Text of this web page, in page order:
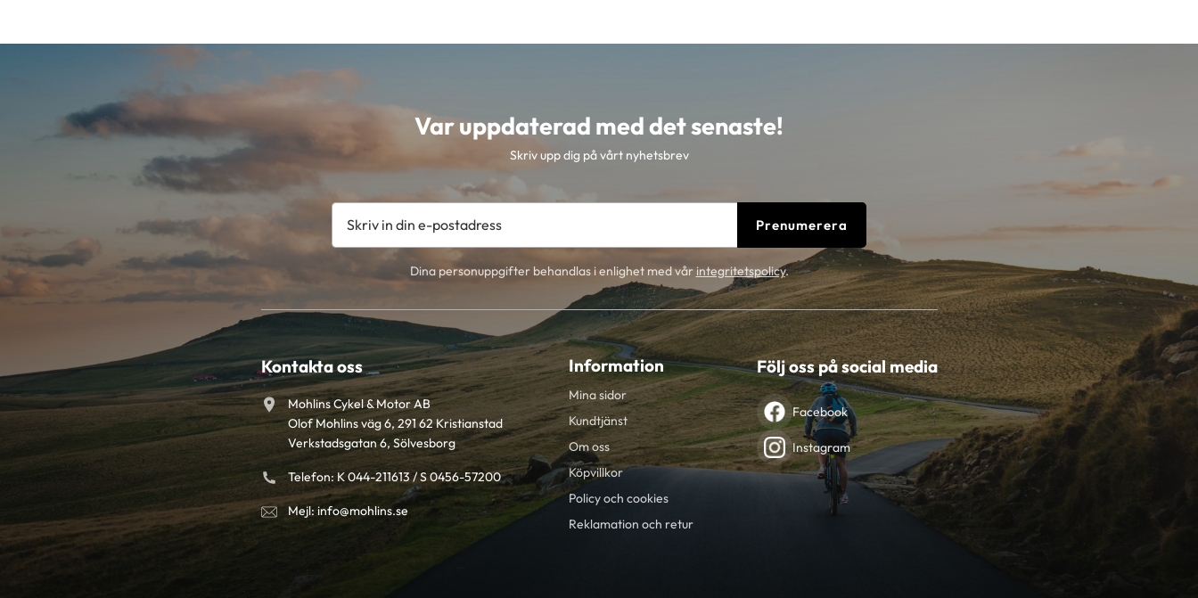
Var uppdaterad med det senaste!
Skriv upp dig på vårt nyhetsbrev
Prenumerera
Dina personuppgifter behandlas i enlighet med vårintegritetspolicy.
Kontakta oss
Mohlins Cykel & Motor AB
Olof Mohlins väg 6, 291 62 Kristianstad
Verkstadsgatan 6, Sölvesborg
Telefon: K 044-211613 / S 0456-57200
Mejl: info@mohlins.se
Information
Mina sidor
Kundtjänst
Om oss
Köpvillkor
Policy och cookies
Reklamation och retur
Följ oss på social media
Facebook
Instagram